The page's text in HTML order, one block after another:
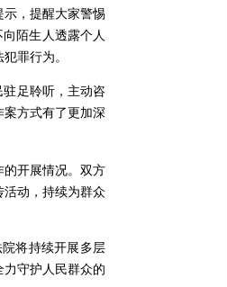
示，提醒大家警惕
陌生人透露个人
罪行为。
驻足聆听，主动咨
案方式有了更加深
的开展情况。双方
活动，持续为群众
将持续开展多层
守护人民群众的